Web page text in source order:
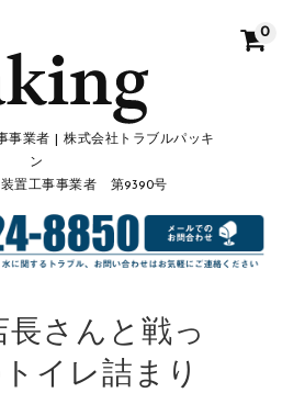
事業者 | 株式会社トラブルパッキ
ン
置工事事業者 第9390号
0
さんと戦っ
イレ詰まり